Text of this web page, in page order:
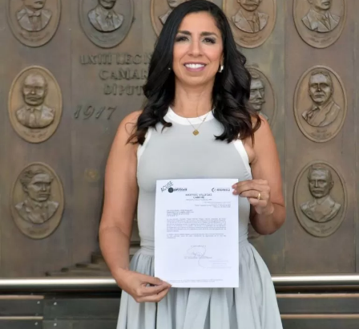
Durante su encargo en la Cámara Alta, Gino Segura centró
su agenda legislativa en iniciativas orientadas a
robustecer el desarrollo económico, la sustentabilidad
turística y la equidad social. Sin embargo, enfatizó que la
coyuntura actual exige priorizar la organización comunitaria
para asegurar la continuidad del proyecto político en la
región sureste del país.
Con esta determinación, el senador abre una etapa
decisiva en su trayectoria pública, apostando por una
estrategia de cercanía ciudadana. Su retorno a Quintana
Roo busca garantizar la cohesión de las estructuras de
izquierda de cara a los próximos retos políticos. El relevo
institucional se procesará conforme a los tiempos legales
establecidos, manteniendo la continuidad de la
representación parlamentaria del estado.